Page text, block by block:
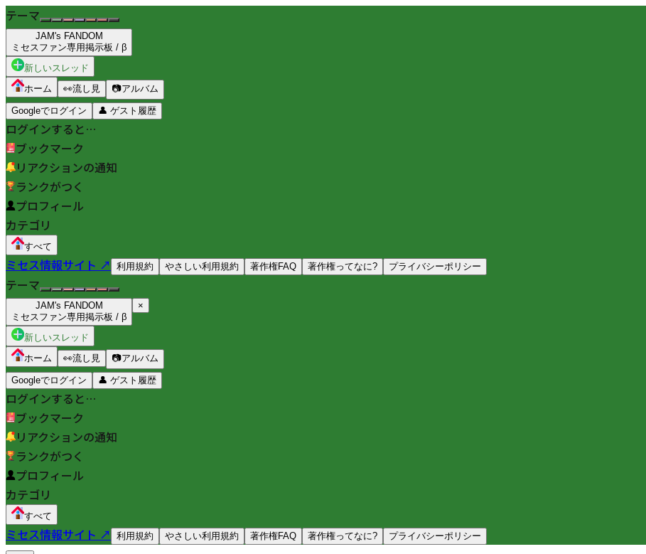
テーマ
JAM's FANDOM
ミセスファン専用掲示板 / β
新しいスレッド
ホーム
👀流し見 📷アルバム
Googleでログイン 👤 ゲスト履歴
ログインすると…
ブックマーク
リアクションの通知
ランクがつく
プロフィール
カテゴリ
すべて
ミセス情報サイト ↗ 利用規約 やさしい利用規約 著作権FAQ 著作権ってなに? プライバシーポリシー
テーマ
JAM's FANDOM
ミセスファン専用掲示板 / β
×
新しいスレッド
ホーム
👀流し見 📷アルバム
Googleでログイン 👤 ゲスト履歴
ログインすると…
ブックマーク
リアクションの通知
ランクがつく
プロフィール
カテゴリ
すべて
ミセス情報サイト ↗ 利用規約 やさしい利用規約 著作権FAQ 著作権ってなに? プライバシーポリシー